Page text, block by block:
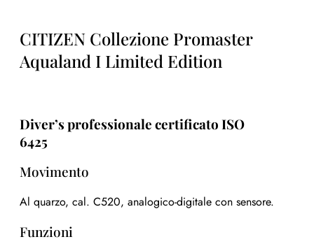
CITIZEN Collezione Promaster
Aqualand I Limited Edition
Diver’s professionale certificato ISO
6425
Movimento
Al quarzo, cal. C520, analogico-digitale con sensore.
Funzioni